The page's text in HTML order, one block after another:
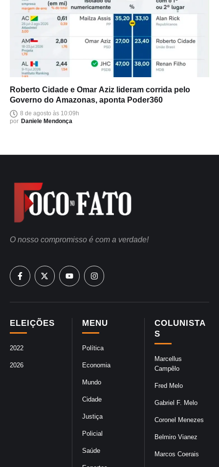
Roberto Cidade e Omar Aziz lideram corrida pelo
Governo do Amazonas, aponta Poder360
8 de agosto às 10:09h
por Daniele Mendonça
COLUNISTA
S
Marcellus
Campêlo
Fred Melo
Gabriel F. Melo
Coronel Menezes
Belmiro Vianez
Marcos Coerais
MENU
Política
Economia
Mundo
Cidade
Justiça
Policial
Saúde
ELEIÇÕES
2022
2026
O nosso compromisso é com a verdade!